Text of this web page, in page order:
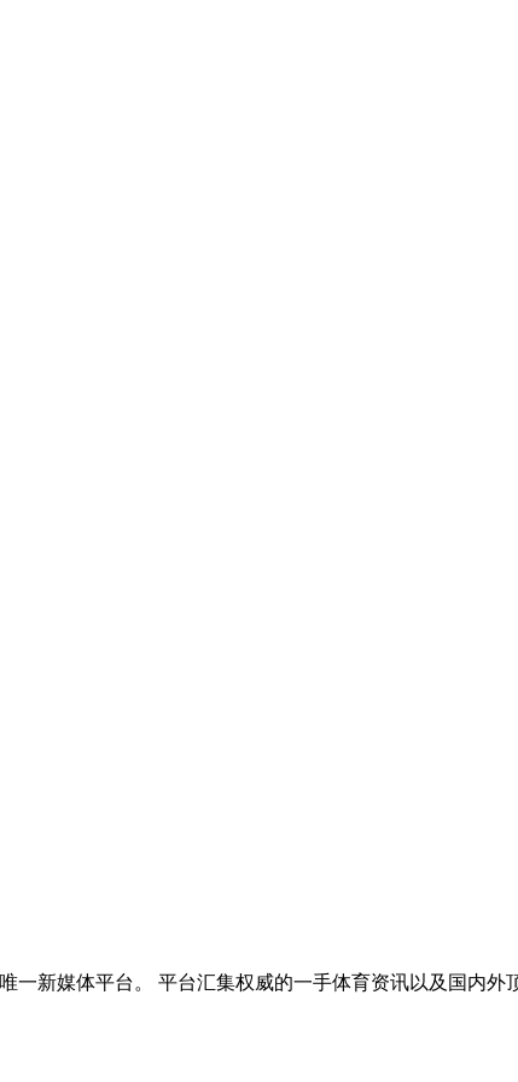
一新媒体平台。 平台汇集权威的一手体育资讯以及国内